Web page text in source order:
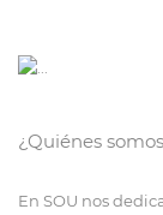
¿Quiénes
En SOU nos